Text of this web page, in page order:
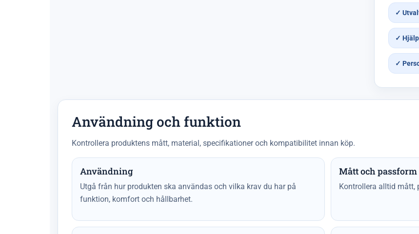
✓
✓
✓
Användning och funktion
Kontrollera produktens mått, material, specifikationer och kompatibilitet innan köp.
Användning
Utgå från hur produkten ska användas och vilka krav du har på
funktion, komfort och hållbarhet.
Mått och passform
Kontrollera alltid mått,